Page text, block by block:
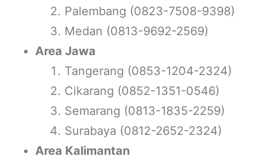
Palembang (0823-7508-9398)
Medan (0813-9692-2569)
Area Jawa
Tangerang (0853-1204-2324)
Cikarang (0852-1351-0546)
Semarang (0813-1835-2259)
Surabaya (0812-2652-2324)
Area Kalimantan